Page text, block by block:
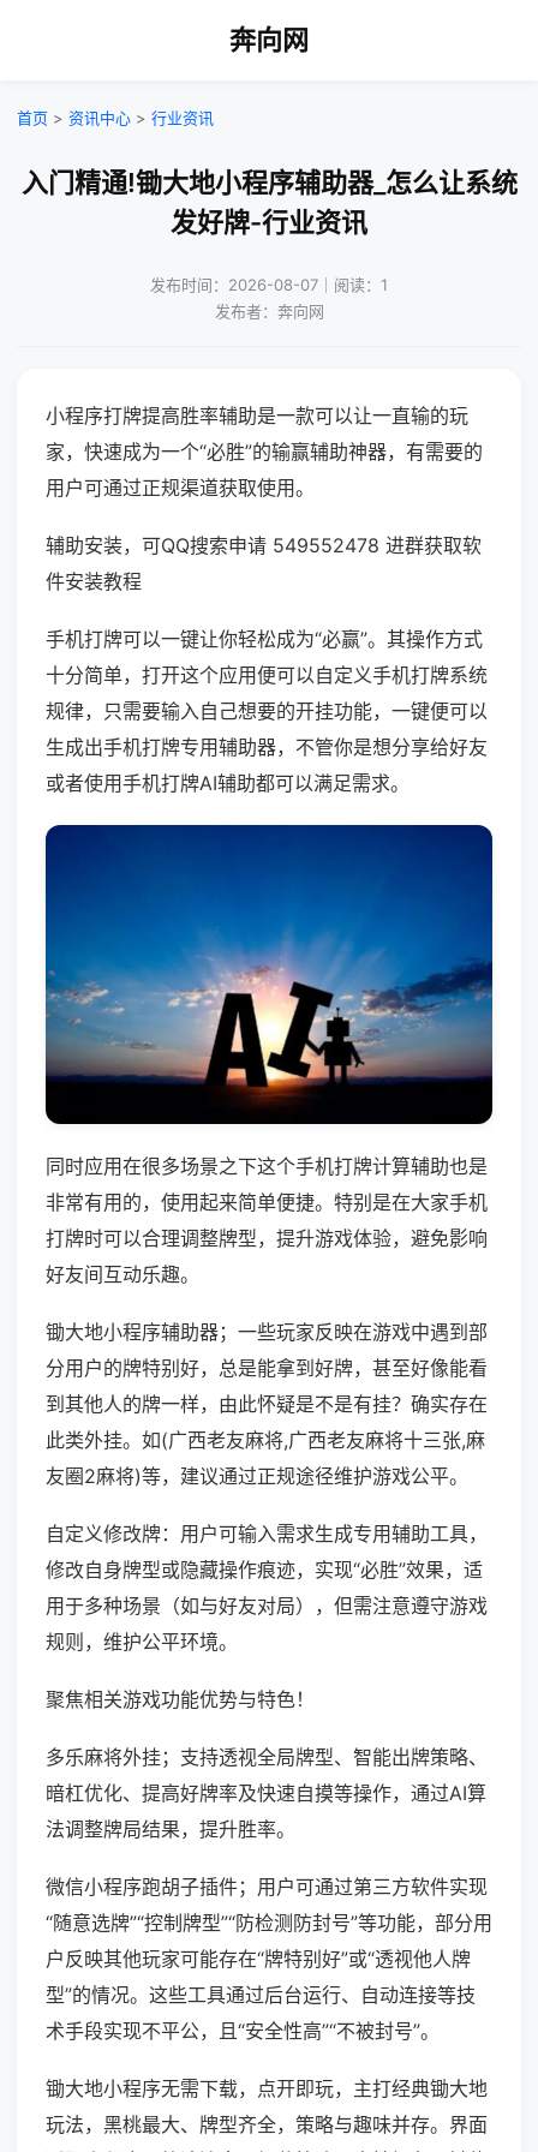
奔向网
首页 > 资讯中心 > 行业资讯
入门精通!锄大地小程序辅助器_怎么让系统
发好牌-行业资讯
发布时间：2026-08-07｜阅读：1
发布者：奔向网
小程序打牌提高胜率辅助是一款可以让一直输的玩
家，快速成为一个“必胜”的输赢辅助神器，有需要的
用户可通过正规渠道获取使用。
辅助安装，可QQ搜索申请 549552478 进群获取软
件安装教程
手机打牌可以一键让你轻松成为“必赢”。其操作方式
十分简单，打开这个应用便可以自定义手机打牌系统
规律，只需要输入自己想要的开挂功能，一键便可以
生成出手机打牌专用辅助器，不管你是想分享给好友
或者使用手机打牌AI辅助都可以满足需求。
同时应用在很多场景之下这个手机打牌计算辅助也是
非常有用的，使用起来简单便捷。特别是在大家手机
打牌时可以合理调整牌型，提升游戏体验，避免影响
好友间互动乐趣。
锄大地小程序辅助器；一些玩家反映在游戏中遇到部
分用户的牌特别好，总是能拿到好牌，甚至好像能看
到其他人的牌一样，由此怀疑是不是有挂？确实存在
此类外挂。如(广西老友麻将,广西老友麻将十三张,麻
友圈2麻将)等，建议通过正规途径维护游戏公平。
自定义修改牌：用户可输入需求生成专用辅助工具，
修改自身牌型或隐藏操作痕迹，实现“必胜”效果，适
用于多种场景（如与好友对局），但需注意遵守游戏
规则，维护公平环境。
聚焦相关游戏功能优势与特色！
多乐麻将外挂；支持透视全局牌型、智能出牌策略、
暗杠优化、提高好牌率及快速自摸等操作，通过AI算
法调整牌局结果，提升胜率。
微信小程序跑胡子插件；用户可通过第三方软件实现
“随意选牌”“控制牌型”“防检测防封号”等功能，部分用
户反映其他玩家可能存在“牌特别好”或“透视他人牌
型”的情况。这些工具通过后台运行、自动连接等技
术手段实现不平公，且“安全性高”“不被封号”。
锄大地小程序无需下载，点开即玩，主打经典锄大地
玩法，黑桃最大、牌型齐全，策略与趣味并存。界面